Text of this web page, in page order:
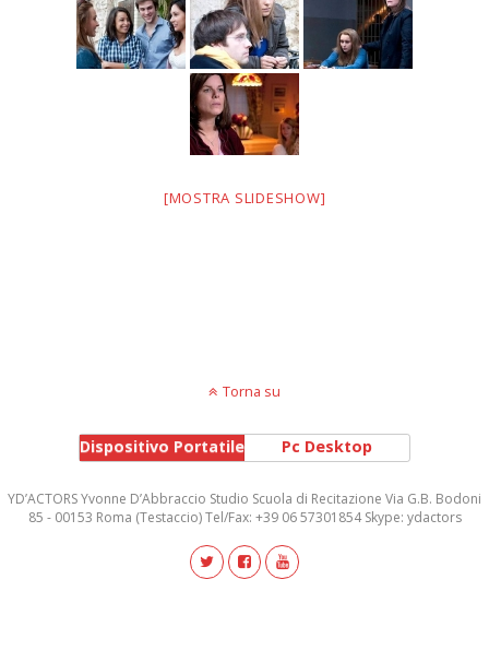
[MOSTRA SLIDESHOW]
Torna su
Dispositivo Portatile Pc Desktop
YD’ACTORS Yvonne D’Abbraccio Studio Scuola di Recitazione Via G.B. Bodoni
85 - 00153 Roma (Testaccio) Tel/Fax: +39 06 57301854 Skype: ydactors